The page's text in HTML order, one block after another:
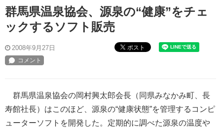
群馬県温泉協会、源泉の“健康”をチェ
ックするソフト販売
2008年9月27日 ポスト
群馬県温泉協会の岡村興太郎会長（同県みなかみ町、長
寿館社長）はこのほど、源泉の“健康状態”を管理するコンピ
ューターソフトを開発した。定期的に調べた源泉の温度や